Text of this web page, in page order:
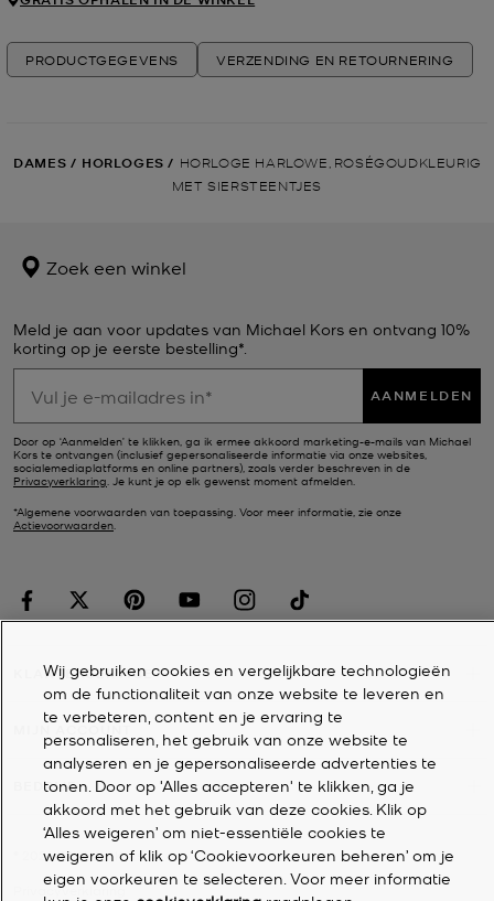
PRODUCTGEGEVENS VERZENDING EN RETOURNERING
DAMES / HORLOGES / HORLOGE HARLOWE, ROSÉGOUDKLEURIG
MET SIERSTEENTJES
Zoek een winkel
Meld je aan voor updates van Michael Kors en ontvang 10%
korting op je eerste bestelling*.
AANMELDEN
Door op ‘Aanmelden’ te klikken, ga ik ermee akkoord marketing-e-mails van Michael
Kors te ontvangen (inclusief gepersonaliseerde informatie via onze websites,
socialemediaplatforms en online partners), zoals verder beschreven in de
Privacyverklaring. Je kunt je op elk gewenst moment afmelden.
*Algemene voorwaarden van toepassing. Voor meer informatie, zie onze
Actievoorwaarden.
KLANTENSERVICE
BEDRIJF
2026Michael Kors
Privacyverklaring
Wij gebruiken cookies en vergelijkbare technologieën
om de functionaliteit van onze website te leveren en
te verbeteren, content en je ervaring te
personaliseren, het gebruik van onze website te
analyseren en je gepersonaliseerde advertenties te
tonen. Door op 'Alles accepteren' te klikken, ga je
akkoord met het gebruik van deze cookies. Klik op
‘Alles weigeren’ om niet-essentiële cookies te
weigeren of klik op ‘Cookievoorkeuren beheren’ om je
eigen voorkeuren te selecteren. Voor meer informatie